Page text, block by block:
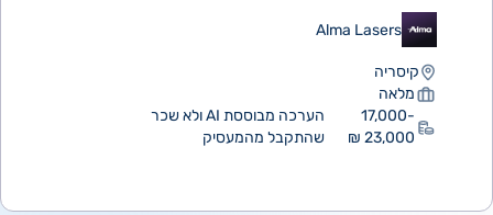
Alma Lasers
קיסריה
מלאה
17,000-
23,000 ₪
הערכה מבוססת AI ולא שכר
שהתקבל מהמעסיק